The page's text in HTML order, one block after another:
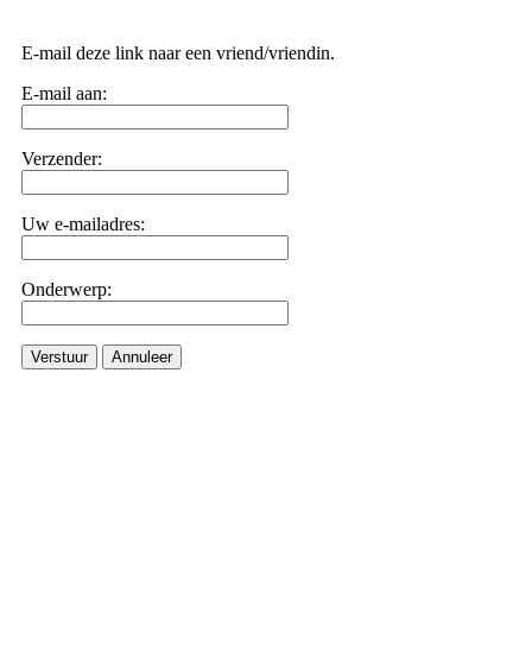
E-mail deze link naar een vriend/vriendin.
E-mail aan:
Verzender:
Uw e-mailadres:
Onderwerp:
Verstuur Annuleer